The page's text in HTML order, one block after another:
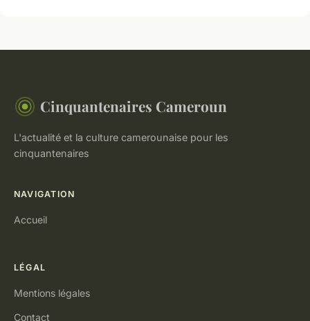
Cinquantenaires Cameroun
L'actualité et la culture camerounaise pour les
cinquantenaires
NAVIGATION
Accueil
LÉGAL
Mentions légales
Contact